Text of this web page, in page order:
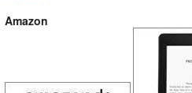
Amazon